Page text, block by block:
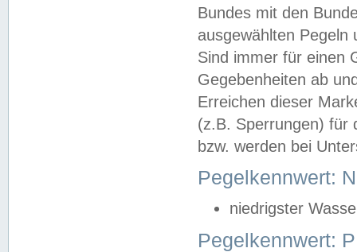
Bundes mit den
ausgewählten
Sind immer für einen
Gegebenheiten ab
Erreichen dieser
(z.B. Sperrungen) für
bzw. werden bei
Pegelkennwert:
niedrigster
Pegelkennwert: